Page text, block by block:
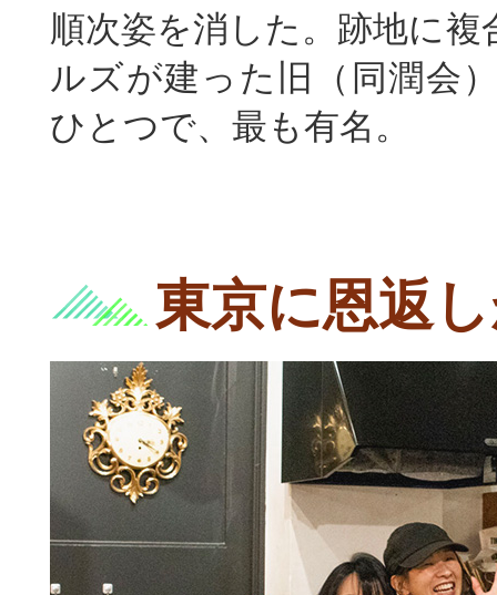
順次姿を消した。跡地に複
ルズが建った旧（同潤会
ひとつで、最も有名。
東京に恩返